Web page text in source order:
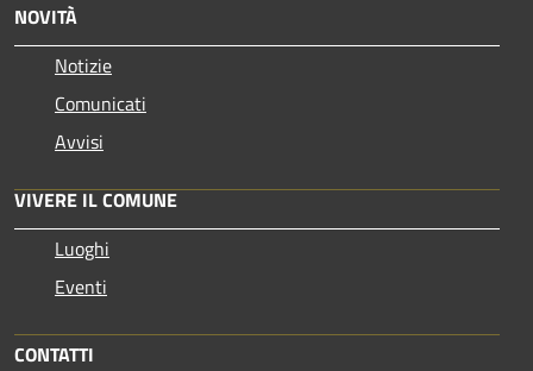
NOVITÀ
Notizie
Comunicati
Avvisi
VIVERE IL COMUNE
Luoghi
Eventi
CONTATTI